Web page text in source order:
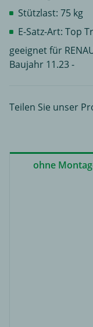
Stützlast: 75 kg
E-Satz-Art: Top
geeignet für
Baujahr 11.23 -
Teilen Sie unser
ohne